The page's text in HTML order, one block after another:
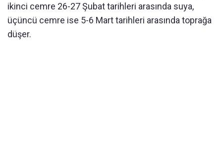
ikinci cemre 26-27 Şubat tarihleri arasında suya,
üçüncü cemre ise 5-6 Mart tarihleri arasında toprağa
düşer.